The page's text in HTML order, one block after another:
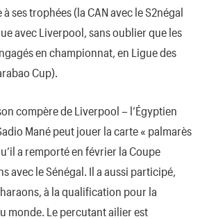
ses trophées (la CAN avec le S2négal
avec Liverpool, sans oublier que les
en championnat, en Ligue des
Cup).
compère de Liverpool – l’Égyptien
Mané peut jouer la carte « palmarès
a remporté en février la Coupe
avec le Sénégal. Il a aussi participé,
à la qualification pour la
monde. Le percutant ailier est